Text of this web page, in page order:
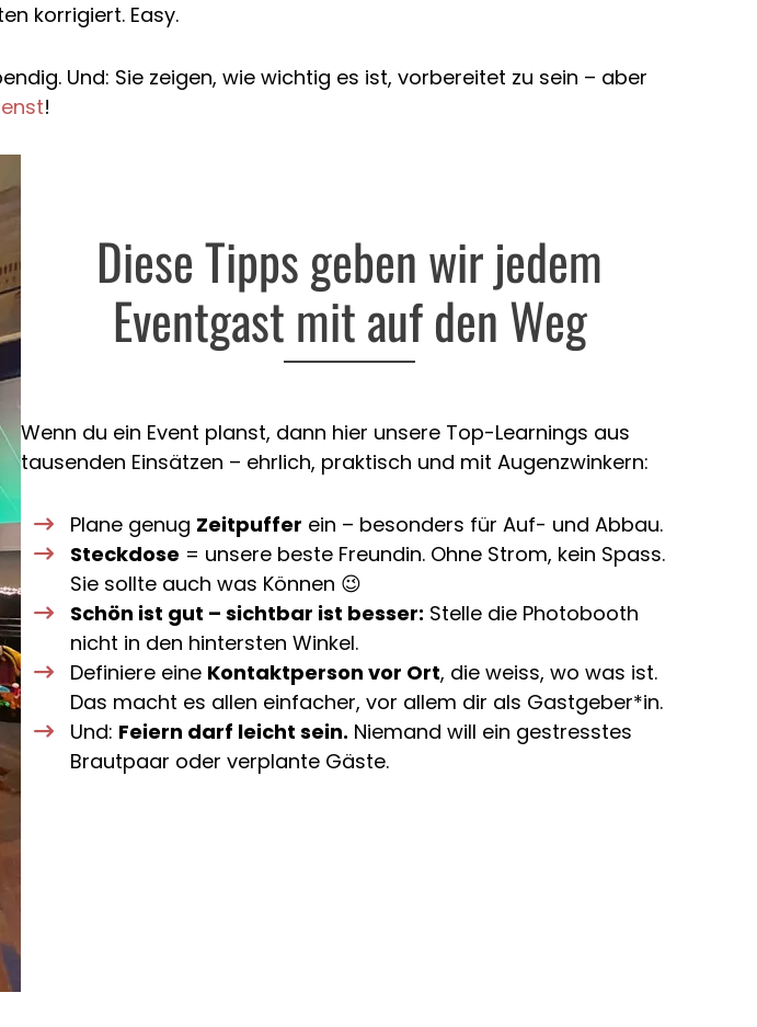
korrigiert. Easy.
Und: Sie zeigen, wie wichtig es ist, vorbereitet zu sein – aber
!
Diese Tipps geben wir jedem
Eventgast mit auf den Weg
Wenn du ein Event planst, dann hier unsere Top-Learnings aus
tausenden Einsätzen – ehrlich, praktisch und mit Augenzwinkern:
Plane genug Zeitpuffer ein – besonders für Auf- und Abbau.
Steckdose = unsere beste Freundin. Ohne Strom, kein Spass.
Sie sollte auch was Können 😉
Schön ist gut – sichtbar ist besser: Stelle die Photobooth
nicht in den hintersten Winkel.
Definiere eine Kontaktperson vor Ort, die weiss, wo was ist.
Das macht es allen einfacher, vor allem dir als Gastgeber*in.
Und: Feiern darf leicht sein. Niemand will ein gestresstes
Brautpaar oder verplante Gäste.